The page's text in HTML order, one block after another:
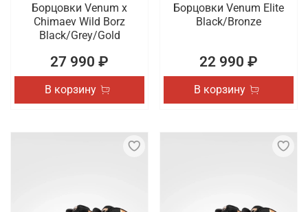
Борцовки Venum x
Chimaev Wild Borz
Black/Grey/Gold
27 990 ₽
В корзину
Борцовки Venum Elite
Black/Bronze
22 990 ₽
В корзину